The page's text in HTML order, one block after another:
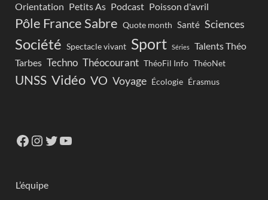
Orientation Petits As Podcast Poisson d'avril
Pôle France Sabre Quote month Santé Sciences
Société Spectacle vivant Sport Séries
Talents Théo
Tarbes Techno Théocourant ThéoFil Info ThéoNet
UNSS Vidéo VO Voyage Écologie Érasmus
L’équipe